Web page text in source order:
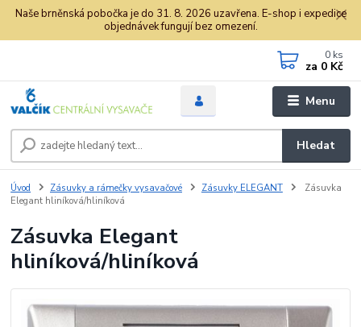
Naše brněnská pobočka je do 31. 8. 2026 uzavřena. E-shop i expedice
objednávek fungují bez omezení.
Menu
Hledat
0 ks
za 0 Kč
Úvod Zásuvky a rámečky vysavačové Zásuvky ELEGANT
Zásuvka
Elegant hliníková/hliníková
Zásuvka Elegant
hliníková/hliníková